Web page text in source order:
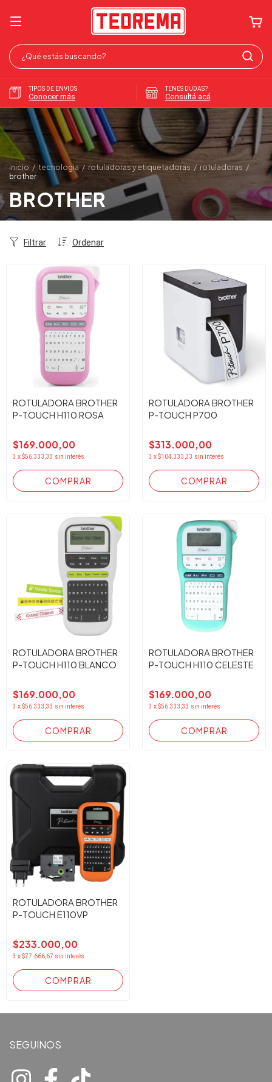
TIPOS DE ENVIOS
Conocer más
TENES DUDAS?
Consultá acá
inicio / tecnologia / rotuladoras y etiquetadoras / rotuladoras /
brother
BROTHER
Ordenar
Filtrar
ROTULADORA BROTHER
P-TOUCH H110 ROSA
$169.000,00
3 x$56.333,33 sin interés
ROTULADORA BROTHER
P-TOUCH P700
$313.000,00
3 x$104.333,33 sin interés
ROTULADORA BROTHER
P-TOUCH H110 BLANCO
$169.000,00
3 x$56.333,33 sin interés
ROTULADORA BROTHER
P-TOUCH H110 CELESTE
$169.000,00
3 x$56.333,33 sin interés
ROTULADORA BROTHER
P-TOUCH E110VP
$233.000,00
3 x$77.666,67 sin interés
SEGUINOS